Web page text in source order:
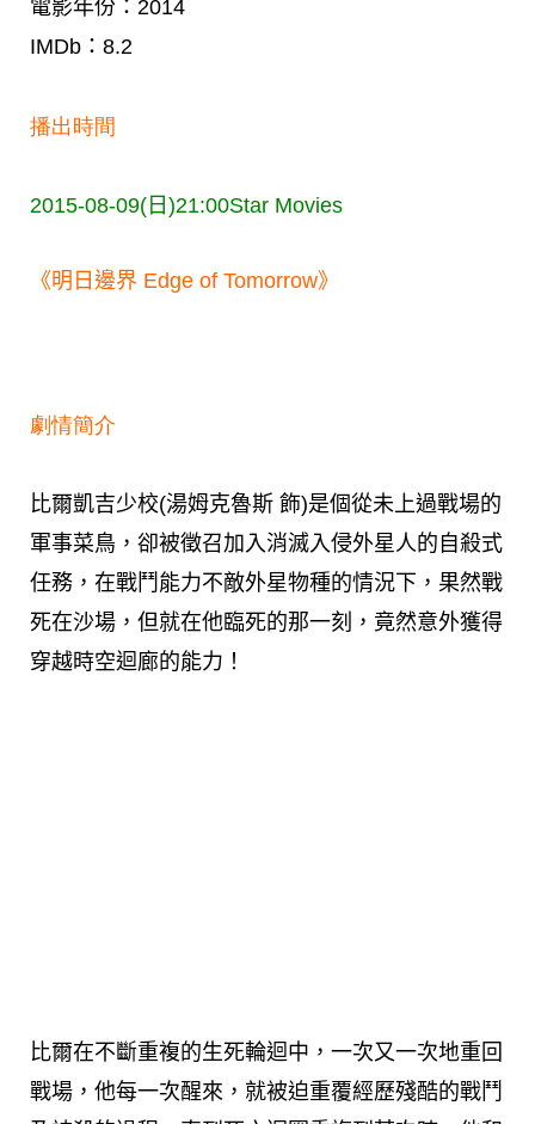
電影年份：2014
IMDb：8.2
播出時間
2015-08-09(日)21:00Star Movies
《明日邊界 Edge of Tomorrow》
劇情簡介
比爾凱吉少校(湯姆克魯斯 飾)是個從未上過戰場的
軍事菜鳥，卻被徵召加入消滅入侵外星人的自殺式
任務，在戰鬥能力不敵外星物種的情況下，果然戰
死在沙場，但就在他臨死的那一刻，竟然意外獲得
穿越時空迴廊的能力！
比爾在不斷重複的生死輪迴中，一次又一次地重回
戰場，他每一次醒來，就被迫重覆經歷殘酷的戰鬥